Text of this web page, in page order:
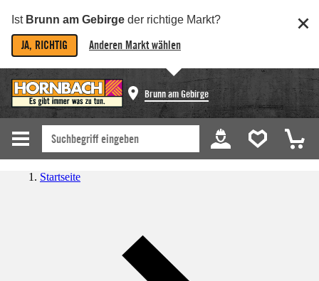
Ist Brunn am Gebirge der richtige Markt?
JA, RICHTIG Anderen Markt wählen
Brunn am Gebirge
Startseite